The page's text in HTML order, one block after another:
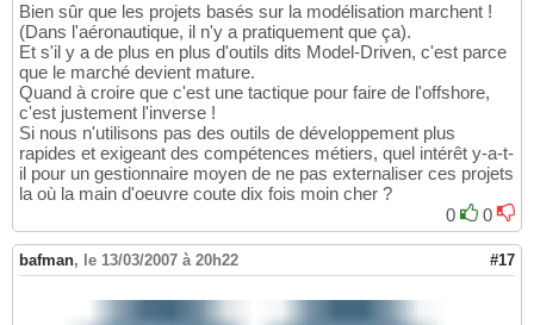
Bien sûr que les projets basés sur la modélisation marchent !
(Dans l'aéronautique, il n'y a pratiquement que ça).
Et s'il y a de plus en plus d'outils dits Model-Driven, c'est parce
que le marché devient mature.
Quand à croire que c'est une tactique pour faire de l'offshore,
c'est justement l'inverse !
Si nous n'utilisons pas des outils de développement plus
rapides et exigeant des compétences métiers, quel intérêt y-a-t-
il pour un gestionnaire moyen de ne pas externaliser ces projets
la où la main d'oeuvre coute dix fois moin cher ?
0
0
bafman, le 13/03/2007 à 20h22 #17